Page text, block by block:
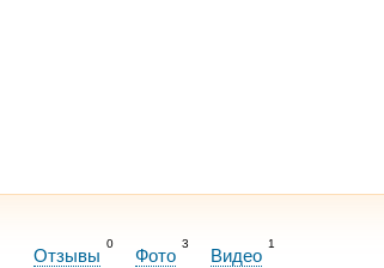
Отзывы
0
Фото
3
Видео
1